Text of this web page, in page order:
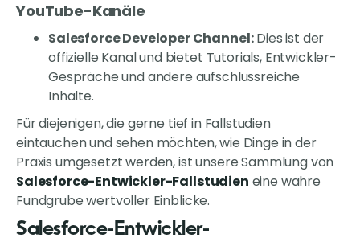
YouTube-Kanäle
Salesforce Developer Channel:Dies ist der
offizielle Kanal und bietet Tutorials, Entwickler-
Gespräche und andere aufschlussreiche
Inhalte.
Für diejenigen, die gerne tief in Fallstudien
eintauchen und sehen möchten, wie Dinge in der
Praxis umgesetzt werden, ist unsere Sammlung von
Salesforce-Entwickler-Fallstudien eine wahre
Fundgrube wertvoller Einblicke.
Salesforce-Entwickler-